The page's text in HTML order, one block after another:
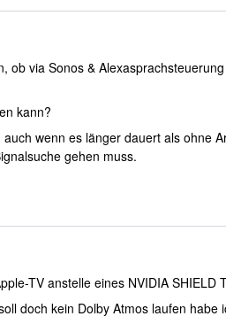
ob via Sonos &
kann?
wenn es länger dauert als ohne
gehen muss.
TV anstelle eines NVIDIA SHIELD
doch kein Dolby Atmos laufen habe